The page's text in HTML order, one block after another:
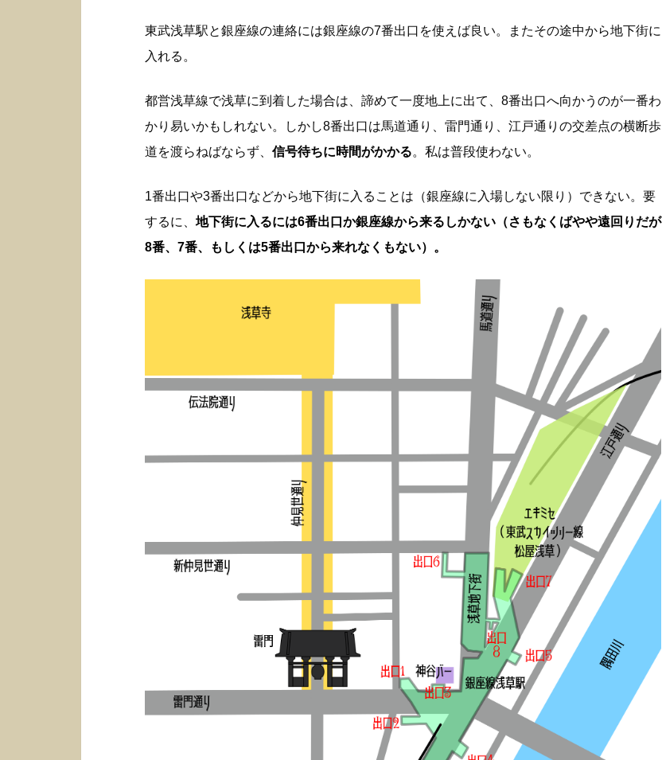
東武浅草駅と銀座線の連絡には銀座線の7番出口を使えば良い。またその途中から地下街に
入れる。
都営浅草線で浅草に到着した場合は、諦めて一度地上に出て、8番出口へ向かうのが一番わ
かり易いかもしれない。しかし8番出口は馬道通り、雷門通り、江戸通りの交差点の横断歩
道を渡らねばならず、 信号待ちに時間がかかる。私は普段使わない。
1番出口や3番出口などから地下街に入ることは（銀座線に入場しない限り）できない。要
するに、 地下街に入るには6番出口か銀座線から来るしかない（さもなくばやや遠回りだが
8番、7番、もしくは5番出口から来れなくもない）。